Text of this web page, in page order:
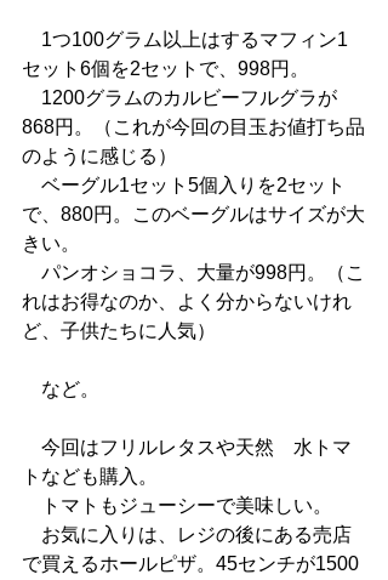
1つ100グラム以上はするマフィン1
セット6個を2セットで、998円。
1200グラムのカルビーフルグラが
868円。（これが今回の目玉お値打ち品
のように感じる）
ベーグル1セット5個入りを2セット
で、880円。このベーグルはサイズが大
きい。
パンオショコラ、大量が998円。（こ
れはお得なのか、よく分からないけれ
ど、子供たちに人気）
など。
今回はフリルレタスや天然　水トマ
トなども購入。
トマトもジューシーで美味しい。
お気に入りは、レジの後にある売店
で買えるホールピザ。45センチが1500